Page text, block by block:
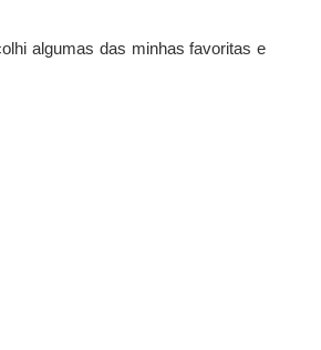
algumas das minhas favoritas e